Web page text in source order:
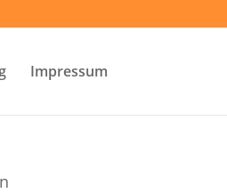
Impressum